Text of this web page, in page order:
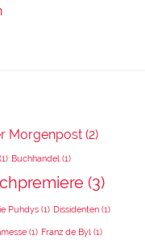
Morgenpost (2)
(1) Buchhandel (1)
(3)
Puhdys (1) Dissidenten (1)
(1) Franz de Byl (1)